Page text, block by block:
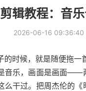
剪辑教程：音
2026-06-16 09:36:40
的时候，就是随便拖
音乐，画面是画面——
么干过。把周杰伦的